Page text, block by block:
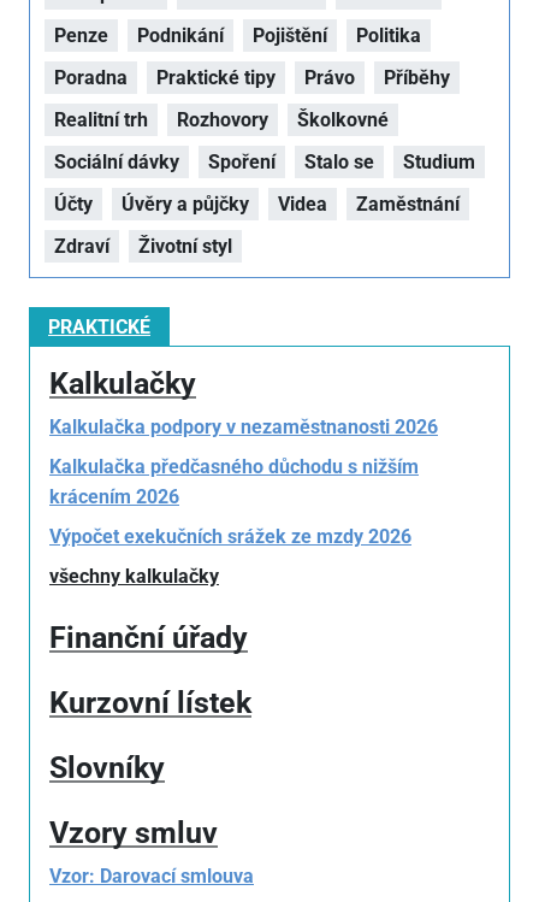
Penze
Podnikání Pojištění
Politika
Poradna
Praktické tipy Právo
Příběhy
Realitní trh
Rozhovory
Školkovné
Sociální dávky
Spoření Stalo se
Studium
Účty
Úvěry a půjčky Videa
Zaměstnání
Zdraví
Životní styl
PRAKTICKÉ
Kalkulačky
Kalkulačka podpory v nezaměstnanosti 2026
Kalkulačka předčasného důchodu s nižším
krácením 2026
Výpočet exekučních srážek ze mzdy 2026
všechny kalkulačky
Finanční úřady
Kurzovní lístek
Slovníky
Vzory smluv
Vzor: Darovací smlouva